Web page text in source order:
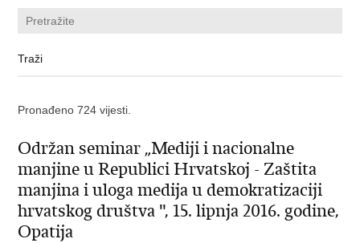
Pronađeno 724 vijesti.
Održan seminar „Mediji i nacionalne
manjine u Republici Hrvatskoj - Zaštita
manjina i uloga medija u demokratizaciji
hrvatskog društva ", 15. lipnja 2016. godine,
Opatija